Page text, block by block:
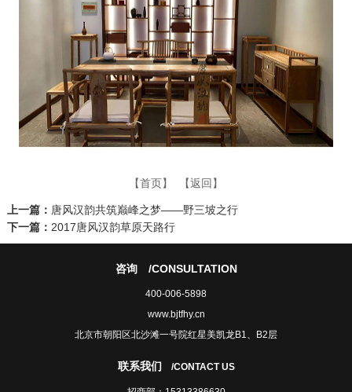
【首页】 【返回】
上一篇： 唐风汉韵共筑巅峰之梦——野三坡之行
下一篇： 2017唐风汉韵草原天路行
咨询/CONSULTATION
400-006-5898
www.bjtfhy.cn
北京市朝阳区北沙滩一号院红星美凯龙B1、B2层
联系我们 /CONTACT US